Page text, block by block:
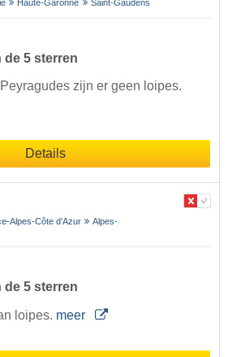
Haute-Garonne Saint-Gaudens
de 5 sterren
zijn er geen loipes.
Details
Alpes-Côte d’Azur
Alpes-
de 5 sterren
loipes. meer